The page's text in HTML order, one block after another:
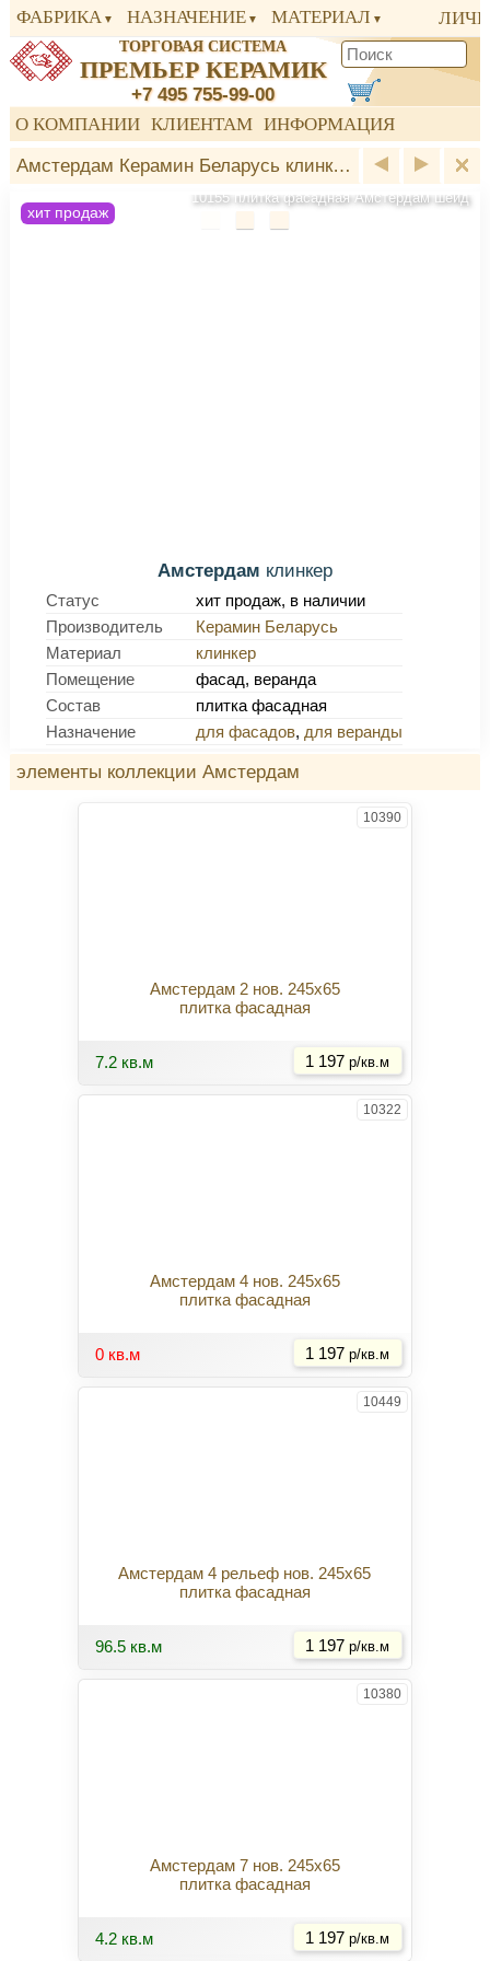
ФАБРИКА НАЗНАЧЕНИЕ МАТЕРИАЛ
ТОРГОВАЯ СИСТЕМА
ПРЕМЬЕР КЕРАМИК
+7 495 755-99-00
О КОМПАНИИ КЛИЕНТАМ ИНФОРМАЦИЯ
Амстердам Керамин Беларусь клинкер
хит продаж
10155 плитка фасадная Амстердам шейд
Амстердам клинкер
Статус
хит продаж, в наличии
Производитель
Керамин Беларусь
Материал
клинкер
Помещение
фасад, веранда
Состав
плитка фасадная
Назначение
для фасадов, для веранды
элементы коллекции Амстердам
10390
Амстердам 2 нов. 245x65
плитка фасадная
7.2 кв.м 1 197 р/кв.м
10322
Амстердам 4 нов. 245x65
плитка фасадная
0 кв.м 1 197 р/кв.м
10449
Амстердам 4 рельеф нов. 245x65
плитка фасадная
96.5 кв.м 1 197 р/кв.м
10380
Амстердам 7 нов. 245x65
плитка фасадная
4.2 кв.м 1 197 р/кв.м